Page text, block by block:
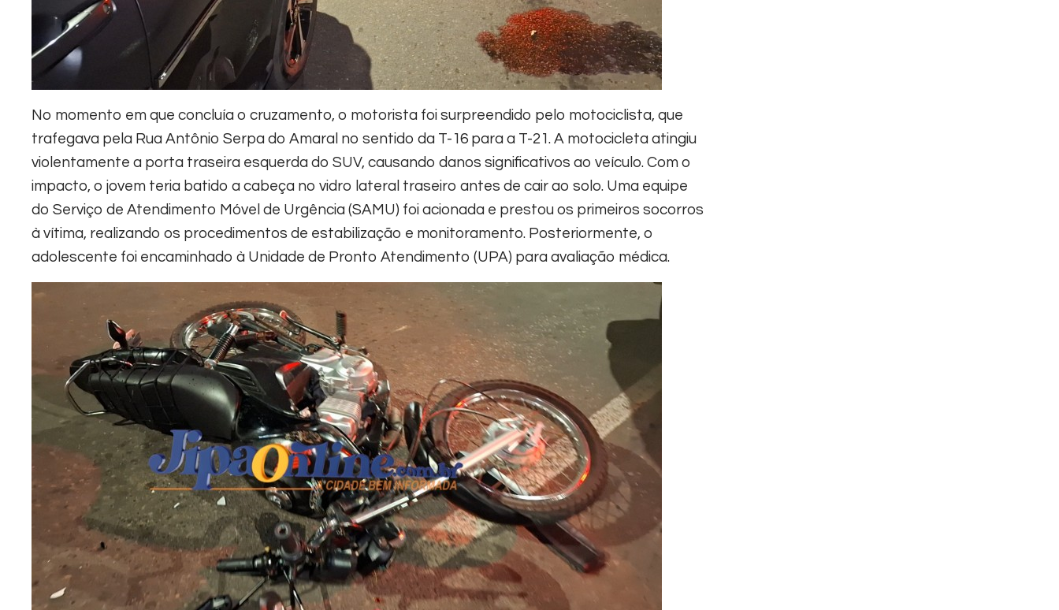
No momento em que concluía o cruzamento, o motorista foi surpreendido pelo motociclista, que
trafegava pela Rua Antônio Serpa do Amaral no sentido da T-16 para a T-21. A motocicleta atingiu
violentamente a porta traseira esquerda do SUV, causando danos significativos ao veículo. Com o
impacto, o jovem teria batido a cabeça no vidro lateral traseiro antes de cair ao solo. Uma equipe
do Serviço de Atendimento Móvel de Urgência (SAMU) foi acionada e prestou os primeiros socorros
à vítima, realizando os procedimentos de estabilização e monitoramento. Posteriormente, o
adolescente foi encaminhado à Unidade de Pronto Atendimento (UPA) para avaliação médica.